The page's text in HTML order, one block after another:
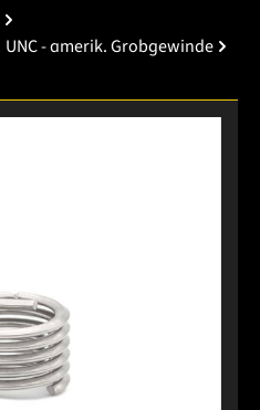
UNC - amerik. Grobgewinde